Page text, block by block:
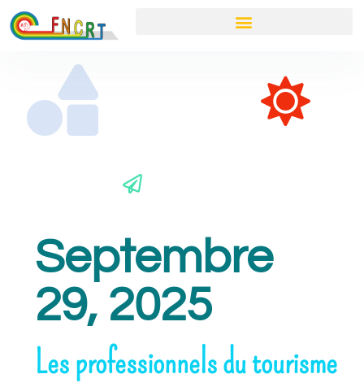
Septembre
29, 2025
Les professionnels du tourisme